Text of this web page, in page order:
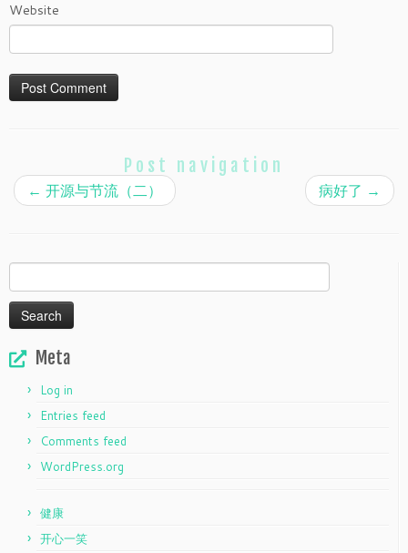
Website
Post navigation
← 开源与节流（二） 病好了 →
for:
Meta
Log in
Entries feed
Comments feed
WordPress.org
健康
开心一笑